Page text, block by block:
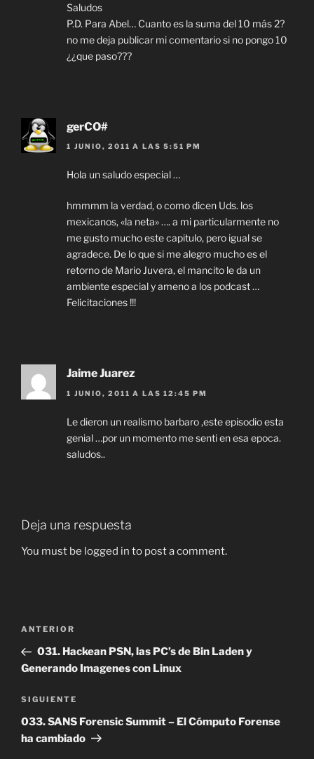
Saludos
P.D. Para Abel… Cuanto es la suma del 10 más 2?
no me deja publicar mi comentario si no pongo 10
¿¿que paso???
gerCO#
1 JUNIO, 2011 A LAS 5:51 PM
Hola un saludo especial …
hmmmm la verdad, o como dicen Uds. los
mexicanos, «la neta» …. a mi particularmente no
me gusto mucho este capitulo, pero igual se
agradece. De lo que si me alegro mucho es el
retorno de Mario Juvera, el mancito le da un
ambiente especial y ameno a los podcast …
Felicitaciones !!!
Jaime Juarez
1 JUNIO, 2011 A LAS 12:45 PM
Le dieron un realismo barbaro ,este episodio esta
genial …por un momento me senti en esa epoca.
saludos..
Deja una respuesta
You must be logged in to post a comment.
Navegación
entradas
Entrada
anterior:
ANTERIOR
031. Hackean PSN, las PC’s de Bin Laden y
Generando Imagenes con Linux
Siguiente
entrada
SIGUIENTE
033. SANS Forensic Summit – El Cómputo Forense
ha cambiado